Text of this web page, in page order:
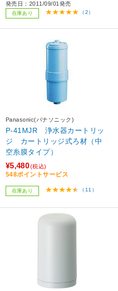
発売日：2011/09/01発売
在庫あり （2）
Panasonic(パナソニック)
P-41MJR 浄水器カートリッ
ジ カートリッジ式ろ材（中
空糸膜タイプ）
¥5,480(税込)
548ポイントサービス
在庫あり （11）